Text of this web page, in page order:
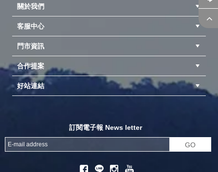
關於我們
客服中心
門市資訊
合作提案
異業合作
專案採購
成為供應商
好站連結
訂閱電子報 News letter
GO